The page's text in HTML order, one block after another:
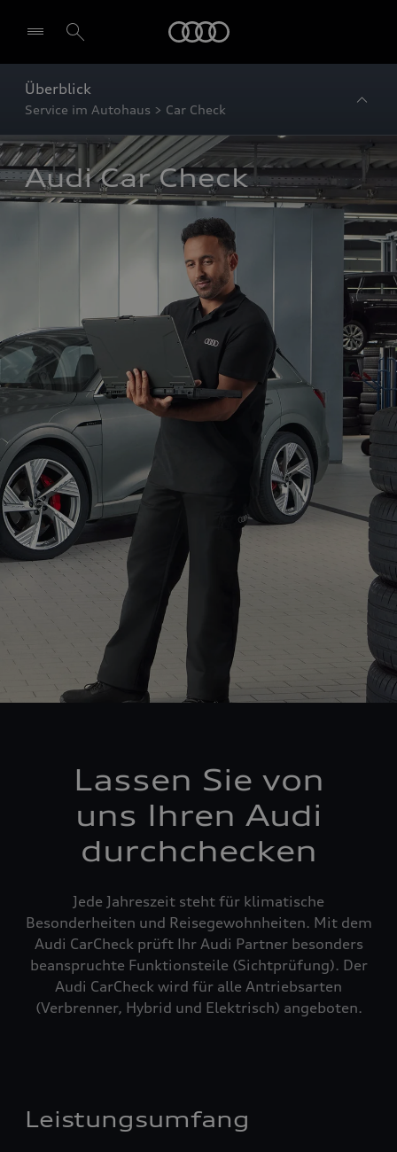
Überblick
Service im Autohaus > Car Check
Audi Car Check
Lassen Sie von
uns Ihren Audi
durchchecken
Jede Jahreszeit steht für klimatische
Besonderheiten und Reisegewohnheiten. Mit dem
Audi CarCheck prüft Ihr Audi Partner besonders
beanspruchte Funktionsteile (Sichtprüfung). Der
Audi CarCheck wird für alle Antriebsarten
(Verbrenner, Hybrid und Elektrisch) angeboten.
Leistungsumfang